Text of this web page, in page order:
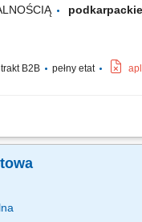
podkarpackie
B2B pełny etat
kątem technicznym,